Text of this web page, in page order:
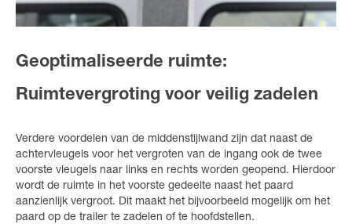
Geoptimaliseerde ruimte:
Ruimtevergroting voor veilig zadelen
Verdere voordelen van de middenstijlwand zijn dat naast de
achtervleugels voor het vergroten van de ingang ook de twee
voorste vleugels naar links en rechts worden geopend. Hierdoor
wordt de ruimte in het voorste gedeelte naast het paard
aanzienlijk vergroot. Dit maakt het bijvoorbeeld mogelijk om het
paard op de trailer te zadelen of te hoofdstellen.